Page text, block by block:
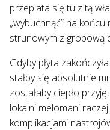
przeplata się tu z tą
„wybuchnąć” na końcu
strunowym z grobową
Gdyby płyta
stałby się absolutnie
zostałaby ciepło
lokalni melomani
komplikacjami